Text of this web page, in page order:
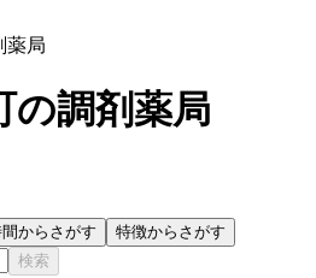
薬局
の調剤薬局
からさがす
特徴からさがす
検索